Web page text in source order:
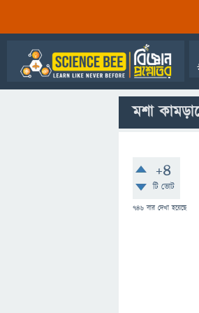
মশা
+4
টি ভোট
746 বার দেখা হয়েছে